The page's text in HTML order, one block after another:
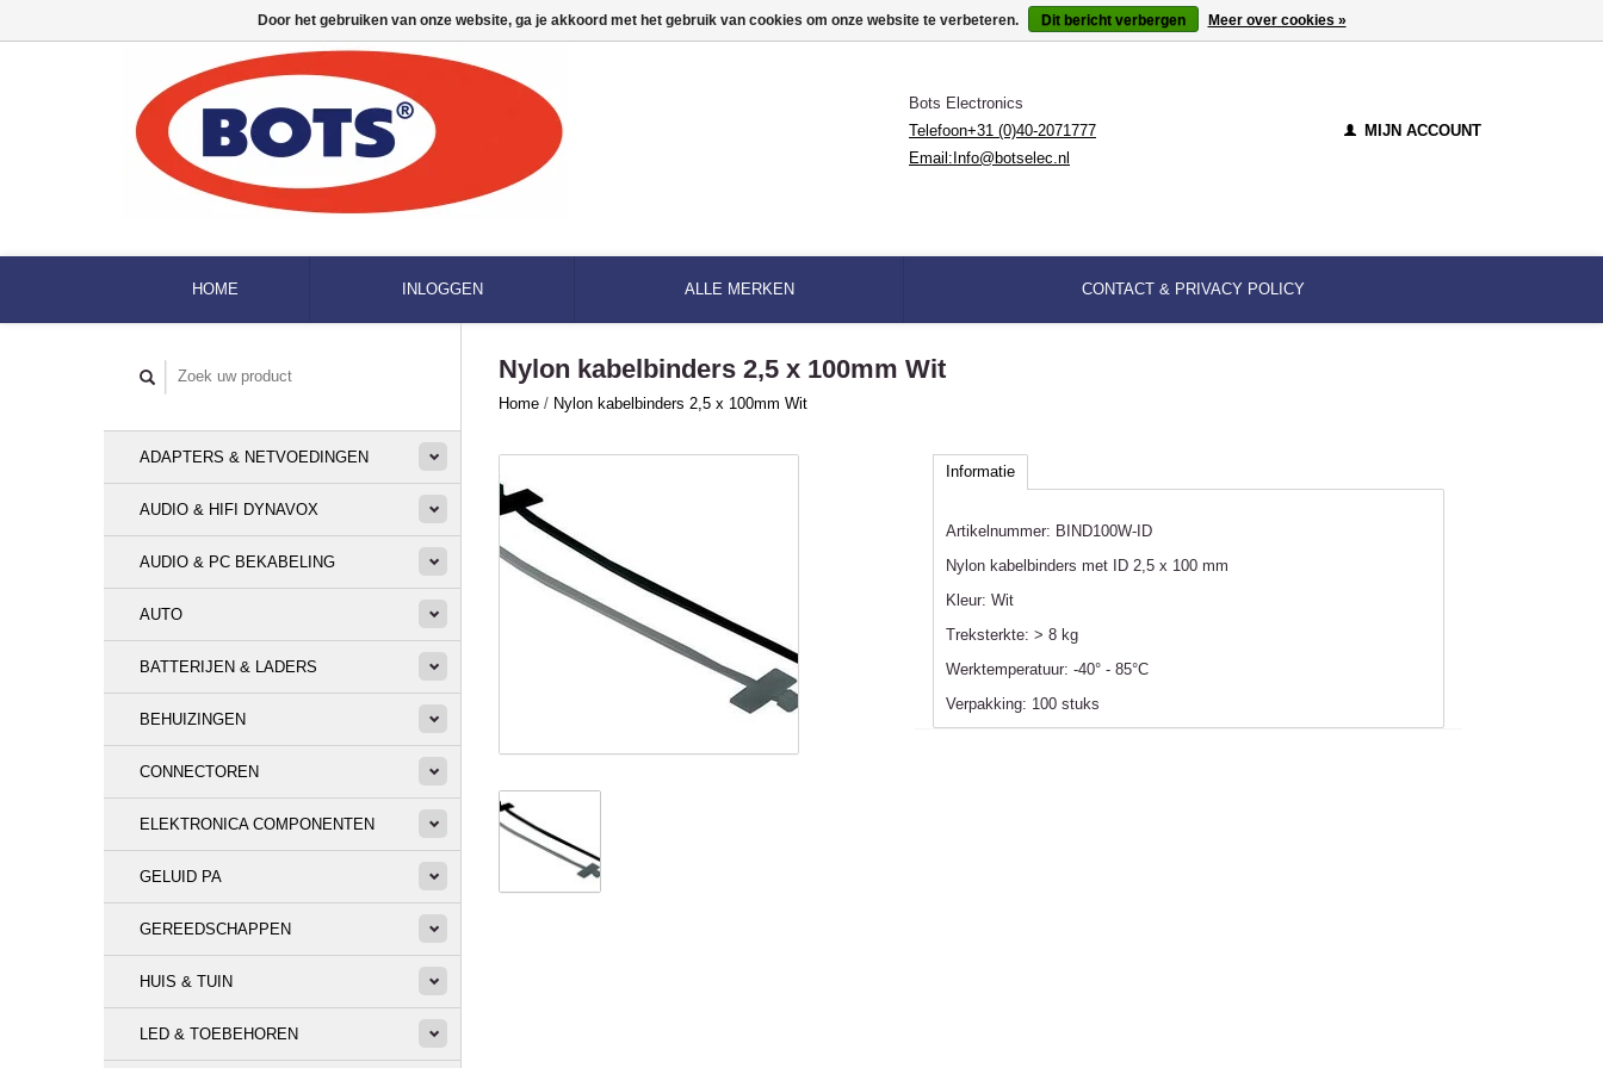
Bots Electronics
Telefoon+31 (0)40-2071777
Email: Info@botselec.nl
MIJN ACCOUNT
HOME INLOGGEN ALLE MERKEN CONTACT & PRIVACY POLICY
ADAPTERS & NETVOEDINGEN
AUDIO & HIFI DYNAVOX
AUDIO & PC BEKABELING
AUTO
BATTERIJEN & LADERS
BEHUIZINGEN
CONNECTOREN
ELEKTRONICA COMPONENTEN
GELUID PA
GEREEDSCHAPPEN
HUIS & TUIN
LED & TOEBEHOREN
Nylon kabelbinders 2,5 x 100mm Wit
Home / Nylon kabelbinders 2,5 x 100mm Wit
Informatie
Artikelnummer: BIND100W-ID
Nylon kabelbinders met ID 2,5 x 100 mm
Kleur: Wit
Treksterkte: > 8 kg
Werktemperatuur: -40° - 85°C
Verpakking: 100 stuks
Door het gebruiken van onze website, ga je akkoord met het gebruik van cookies om onze website te verbeteren. Dit bericht verbergen Meer over cookies »